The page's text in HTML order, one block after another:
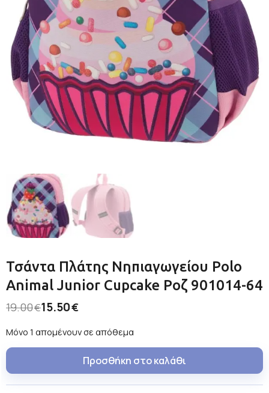
Τσάντα Πλάτης Νηπιαγωγείου Polo
Animal Junior Cupcake Ροζ 901014-64
19.00€15.50€
Μόνο 1 απομένουν σε απόθεμα
Προσθήκη στο καλάθι